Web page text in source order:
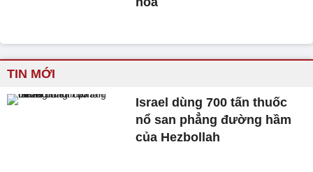
TIN MỚI
Israel dùng 700 tấn thuốc
nổ san phẳng đường hầm
của Hezbollah